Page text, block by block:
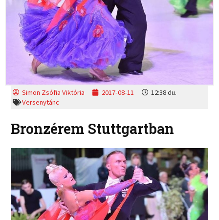
Simon Zsófia Viktória 2017-08-11
12:38 du.
Versenytánc
Bronzérem Stuttgartban